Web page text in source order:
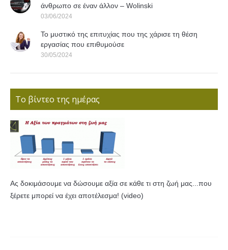
άνθρωπο σε έναν άλλον – Wolinski
03/06/2024
Το μυστικό της επιτυχίας που της χάρισε τη θέση
εργασίας που επιθυμούσε
30/05/2024
Το βίντεο της ημέρας
Ας δοκιμάσουμε να δώσουμε αξία σε κάθε τι στη ζωή μας...που
ξέρετε μπορεί να έχει αποτέλεσμα! (video)